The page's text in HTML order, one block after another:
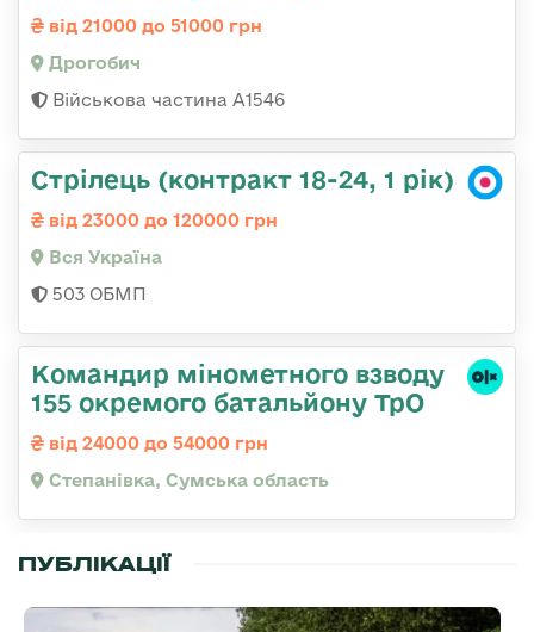
від 21000 до 51000 грн
Дрогобич
Військова частина А1546
Стрілець (контракт 18-24, 1 рік)
від 23000 до 120000 грн
Вся Україна
503 ОБМП
Командир мінометного взводу
155 окремого батальйону ТрО
від 24000 до 54000 грн
Степанівка, Сумська область
ПУБЛІКАЦІЇ